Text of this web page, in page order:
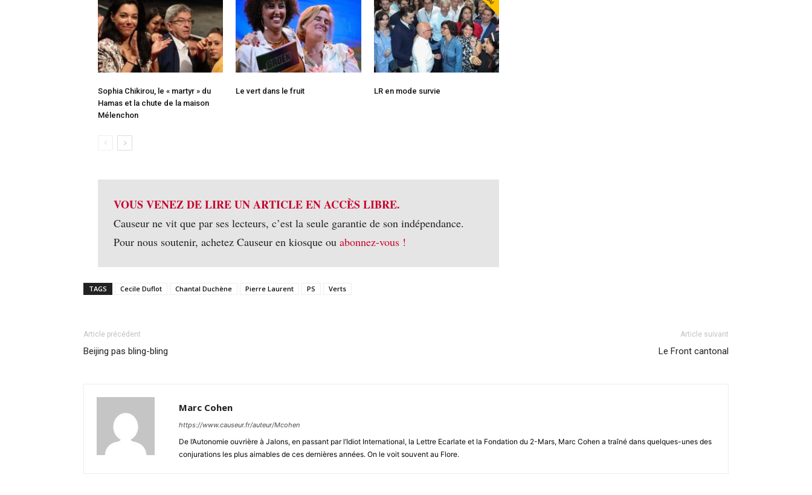
Sophia Chikirou, le « martyr » du
Hamas et la chute de la maison
Mélenchon
Le vert dans le fruit LR en mode survie
VOUS VENEZ DE LIRE UN ARTICLE EN ACCÈS LIBRE.
Causeur ne vit que par ses lecteurs, c’est la seule garantie de son indépendance.
Pour nous soutenir, achetez Causeur en kiosque ou abonnez-vous !
TAGS Cecile Duflot Chantal Duchène Pierre Laurent PS Verts
Article précédent
Beijing pas bling-bling
Article suivant
Le Front cantonal
Marc Cohen
https://www.causeur.fr/auteur/Mcohen
De l’Autonomie ouvrière à Jalons, en passant par l’Idiot International, la Lettre Ecarlate et la Fondation du 2-Mars, Marc Cohen a traîné dans quelques-unes des
conjurations les plus aimables de ces dernières années. On le voit souvent au Flore.